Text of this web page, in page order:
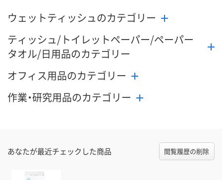
ウェットティッシュのカテゴリー
ティッシュ/トイレットペーパー/ペーパー
タオル/日用品のカテゴリー
オフィス用品のカテゴリー
作業・研究用品のカテゴリー
あなたが最近チェックした商品 閲覧履歴の削除